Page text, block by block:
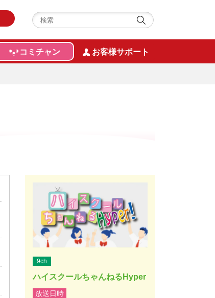
コミチャン お客様サポート
9ch
ハイスクールちゃんねるHyper
放送日時